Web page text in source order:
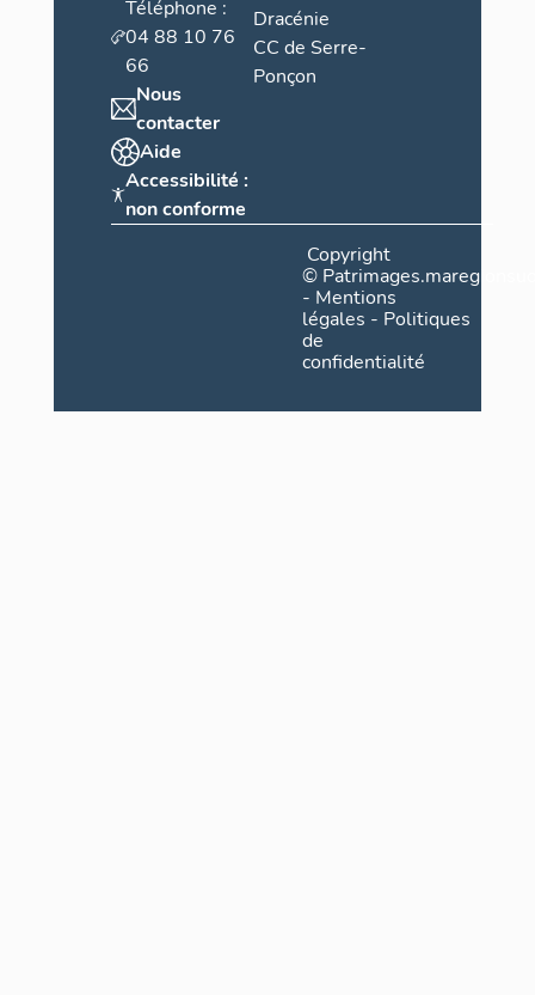
Téléphone :
04 88 10 76
66
Nous
contacter
Aide
Accessibilité :
non conforme
Dracénie
CC de Serre-
Ponçon
Copyright
©
- Mentions
légales - Politiques
de
confidentialité